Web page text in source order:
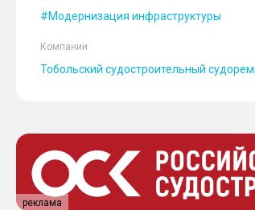
Модернизация инфраструктуры
Компании
Тобольский судостроительный
реклама